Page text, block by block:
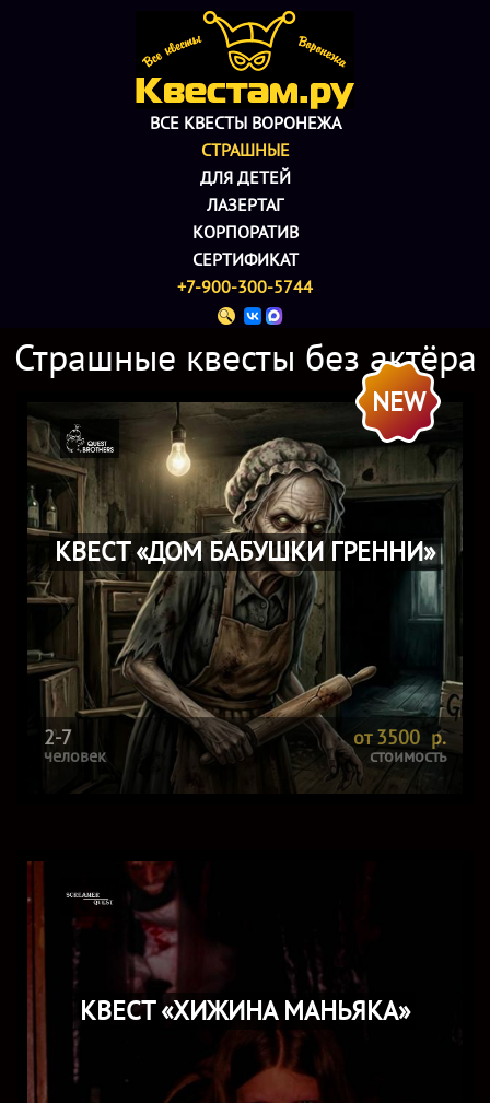
ВСЕ КВЕСТЫ ВОРОНЕЖА
СТРАШНЫЕ
ДЛЯ ДЕТЕЙ
ЛАЗЕРТАГ
КОРПОРАТИВ
СЕРТИФИКАТ
+7-900-300-5744
Страшные квесты без актёра
КВЕСТ «ДОМ БАБУШКИ ГРЕННИ»
2-7
человек
от 3500 р.
стоимость
NEW
КВЕСТ «ХИЖИНА МАНЬЯКА»